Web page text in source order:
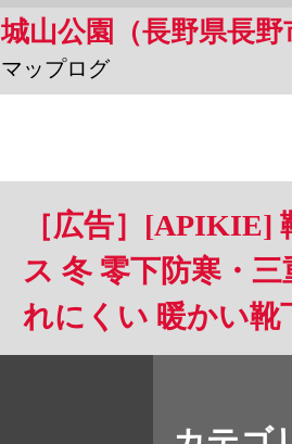
城山公園（長野県長野
マップログ
［広告］[APIKIE]
ス 冬 零下防寒・
れにくい 暖かい靴
温 可愛いくつした